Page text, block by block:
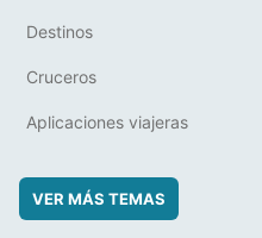
Destinos
Cruceros
Aplicaciones viajeras
VER MÁS TEMAS